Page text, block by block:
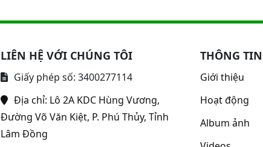
LIÊN HỆ VỚI CHÚNG TÔI
Giấy phép số: 3400277114
Địa chỉ: Lô 2A KDC Hùng Vương,
Đường Võ Văn Kiệt, P. Phú Thủy, Tỉnh
Lâm Đồng
THÔNG TIN
Giới thiệu
Hoạt động
Album ảnh